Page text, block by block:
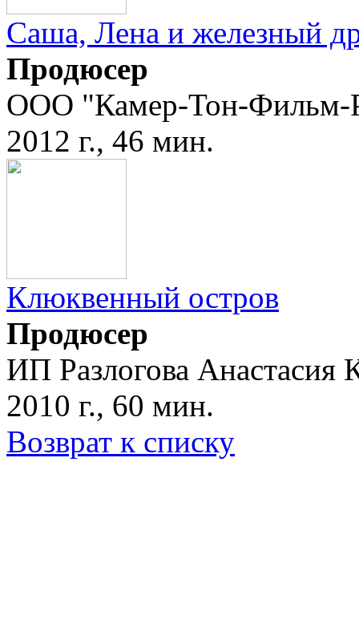
Саша, Лена и железный
Продюсер
ООО "Камер-Тон-Фильм-
2012 г., 46 мин.
Клюквенный остров
Продюсер
ИП Разлогова Анастасия
2010 г., 60 мин.
Возврат к списку